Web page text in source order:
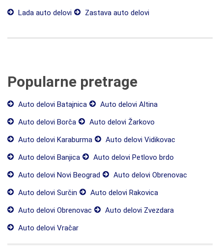
Lada auto delovi
Zastava auto delovi
Popularne pretrage
Auto delovi Batajnica
Auto delovi Altina
Auto delovi Borča
Auto delovi Žarkovo
Auto delovi Karaburma
Auto delovi Vidikovac
Auto delovi Banjica
Auto delovi Petlovo brdo
Auto delovi Novi Beograd
Auto delovi Obrenovac
Auto delovi Surčin
Auto delovi Rakovica
Auto delovi Obrenovac
Auto delovi Zvezdara
Auto delovi Vračar